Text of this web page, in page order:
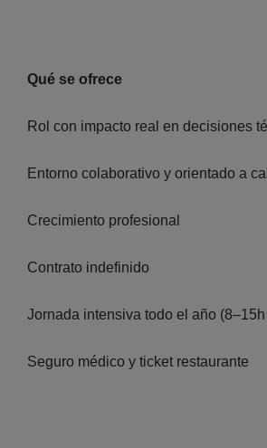
Qué se ofrece
Rol con impacto real en decisiones
Entorno colaborativo y orientado a
Crecimiento profesional
Contrato indefinido
Jornada intensiva todo el año
Seguro médico y ticket restaurante